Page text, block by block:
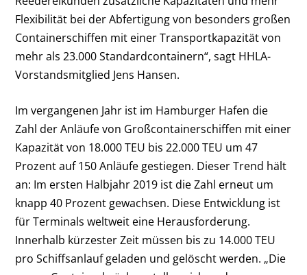
Flexibilität bei der Abfertigung von besonders großen
Containerschiffen mit einer Transportkapazität von
mehr als 23.000 Standardcontainern“, sagt HHLA-
Vorstandsmitglied Jens Hansen.
Im vergangenen Jahr ist im Hamburger Hafen die
Zahl der Anläufe von Großcontainerschiffen mit einer
Kapazität von 18.000 TEU bis 22.000 TEU um 47
Prozent auf 150 Anläufe gestiegen. Dieser Trend hält
an: Im ersten Halbjahr 2019 ist die Zahl erneut um
knapp 40 Prozent gewachsen. Diese Entwicklung ist
für Terminals weltweit eine Herausforderung.
Innerhalb kürzester Zeit müssen bis zu 14.000 TEU
pro Schiffsanlauf geladen und gelöscht werden. „Die